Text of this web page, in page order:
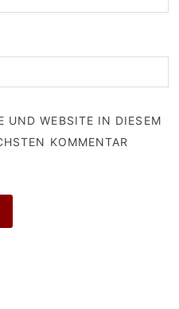
UND WEBSITE IN DIESEM
KOMMENTAR